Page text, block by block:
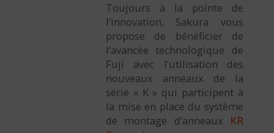
Toujours à la pointe de
l’innovation, Sakura vous
propose de bénéficier de
l’avancée technologique de
Fuji avec l’utilisation des
nouveaux anneaux de la
série « K » qui participent à
la mise en place du système
de montage d’anneaux KR